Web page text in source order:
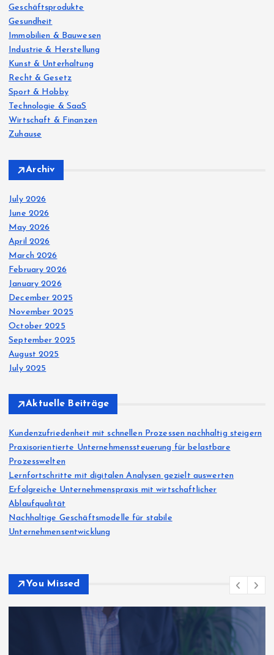
Geschäftsprodukte
Gesundheit
Immobilien & Bauwesen
Industrie & Herstellung
Kunst & Unterhaltung
Recht & Gesetz
Sport & Hobby
Technologie & SaaS
Wirtschaft & Finanzen
Zuhause
Archiv
July 2026
June 2026
May 2026
April 2026
March 2026
February 2026
January 2026
December 2025
November 2025
October 2025
September 2025
August 2025
July 2025
Aktuelle Beiträge
Kundenzufriedenheit mit schnellen Prozessen nachhaltig steigern
Praxisorientierte Unternehmenssteuerung für belastbare
Prozesswelten
Lernfortschritte mit digitalen Analysen gezielt auswerten
Erfolgreiche Unternehmenspraxis mit wirtschaftlicher
Ablaufqualität
Nachhaltige Geschäftsmodelle für stabile
Unternehmensentwicklung
You Missed